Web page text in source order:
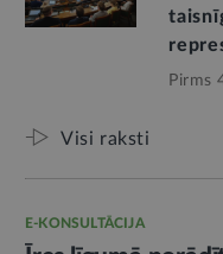
Pirms
Visi raksti
E-KONSULTĀCIJA